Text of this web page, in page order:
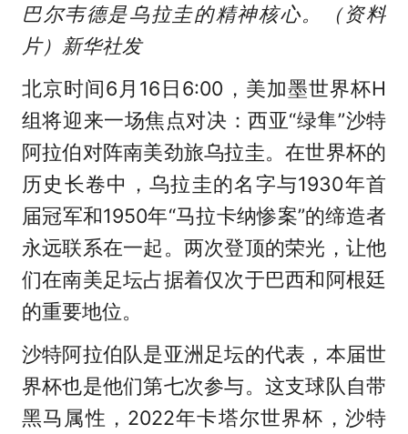
巴尔韦德是乌拉圭的精神核心。（资料
片）新华社发
北京时间6月16日6:00，美加墨世界杯H
组将迎来一场焦点对决：西亚“绿隼”沙特
阿拉伯对阵南美劲旅乌拉圭。在世界杯的
历史长卷中，乌拉圭的名字与1930年首
届冠军和1950年“马拉卡纳惨案”的缔造者
永远联系在一起。两次登顶的荣光，让他
们在南美足坛占据着仅次于巴西和阿根廷
的重要地位。
沙特阿拉伯队是亚洲足坛的代表，本届世
界杯也是他们第七次参与。这支球队自带
黑马属性，2022年卡塔尔世界杯，沙特